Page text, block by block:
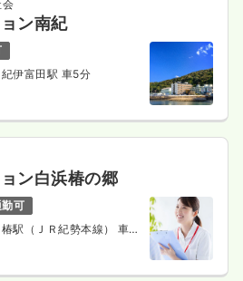
会
ン南紀
伊富田駅 車5分
ン白浜椿の郷
可
駅（ＪＲ紀勢本線） 車5